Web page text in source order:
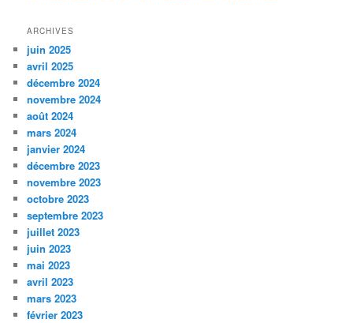
ARCHIVES
juin 2025
avril 2025
décembre 2024
novembre 2024
août 2024
mars 2024
janvier 2024
décembre 2023
novembre 2023
octobre 2023
septembre 2023
juillet 2023
juin 2023
mai 2023
avril 2023
mars 2023
février 2023